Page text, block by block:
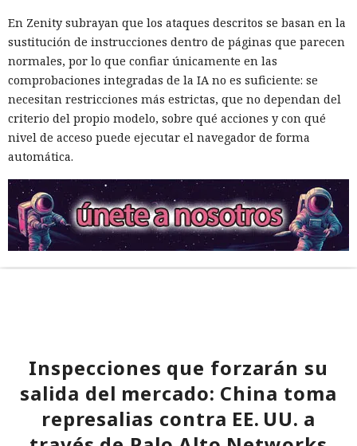
En Zenity subrayan que los ataques descritos se basan en la
sustitución de instrucciones dentro de páginas que parecen
normales, por lo que confiar únicamente en las
comprobaciones integradas de la IA no es suficiente: se
necesitan restricciones más estrictas, que no dependan del
criterio del propio modelo, sobre qué acciones y con qué
nivel de acceso puede ejecutar el navegador de forma
automática.
Inspecciones que forzarán su
salida del mercado: China toma
represalias contra EE. UU. a